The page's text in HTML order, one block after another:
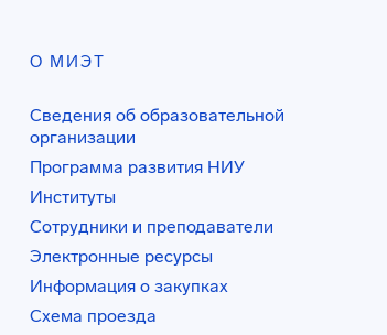
О МИЭТ
Сведения об образовательной
организации
Программа развития НИУ
Институты
Сотрудники и преподаватели
Электронные ресурсы
Информация о закупках
Схема проезда